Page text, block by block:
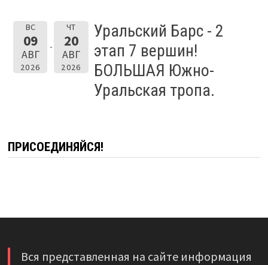
ВС
09
АВГ
2026
ЧТ
20
АВГ
2026
Уральский Барс - 2
этап 7 вершин!
БОЛЬШАЯ Южно-
Уральская тропа.
ПРИСОЕДИНЯЙСЯ!
Вся представленная на сайте информация